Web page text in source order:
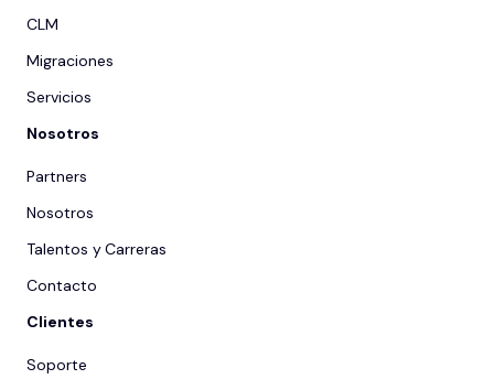
CLM
Migraciones
Servicios
Nosotros
Partners
Nosotros
Talentos y Carreras
Contacto
Clientes
Soporte